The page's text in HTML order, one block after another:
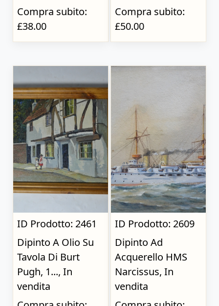
Compra subito:
£38.00
Compra subito:
£50.00
ID Prodotto: 2461
Dipinto A Olio Su
Tavola Di Burt
Pugh, 1..., In
vendita
ID Prodotto: 2609
Dipinto Ad
Acquerello HMS
Narcissus, In
vendita